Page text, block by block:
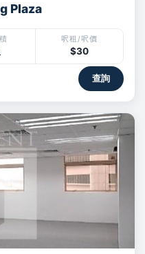
Plaza
呎租/呎價
$30
查詢